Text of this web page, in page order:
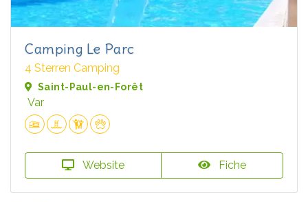
Camping Le Parc
4 Sterren Camping
Saint-Paul-en-Forêt
Var
Website Fiche